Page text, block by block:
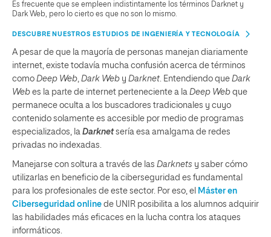
Es frecuente que se empleen indistintamente los términos Darknet y
Dark Web, pero lo cierto es que no son lo mismo.
DESCUBRE NUESTROS ESTUDIOS DE INGENIERÍA Y TECNOLOGÍA
A pesar de que la mayoría de personas manejan diariamente
internet, existe todavía mucha confusión acerca de términos
como Deep Web Dark Web y Darknet . Entendiendo que Dark
Web es la parte de internet perteneciente a la Deep Web que
permanece oculta a los buscadores tradicionales y cuyo
contenido solamente es accesible por medio de programas
especializados, la Darknetsería esa amalgama de redes
privadas no indexadas.
Manejarse con soltura a través de las Darknets y saber cómo
utilizarlas en beneficio de la ciberseguridad es fundamental
para los profesionales de este sector. Por eso, el Máster en
Ciberseguridad online de UNIR posibilita a los alumnos adquirir
las habilidades más eficaces en la lucha contra los ataques
informáticos.